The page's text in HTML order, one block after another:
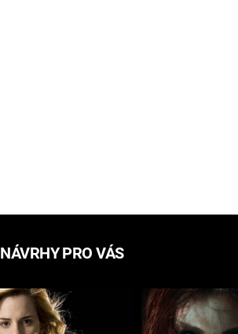
NÁVRHY PRO VÁS